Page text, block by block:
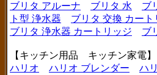
ブリタ アルーナ
ブリタ 水 ブ
ト型 浄水器
ブリタ 交換 カート
ブリタ 浄水器 カートリッジ
ブ
【キッチン用品 キッチン家電】
ハリオ
ハリオ ブレンダー
ハ